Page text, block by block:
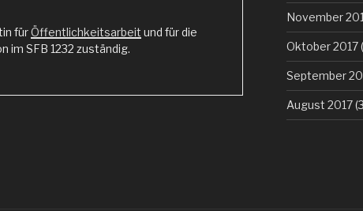
fürÖffentlichkeitsarbeit und für die
SFB 1232 zuständig.
November
Oktober 2017
September
August 2017